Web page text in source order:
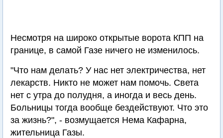
Несмотря на широко открытые ворота КПП на
границе, в самой Газе ничего не изменилось.
"Что нам делать? У нас нет электричества, нет
лекарств. Никто не может нам помочь. Света
нет с утра до полудня, а иногда и весь день.
Больницы тогда вообще бездействуют. Что это
за жизнь?", - возмущается Нема Кафарна,
жительница Газы.